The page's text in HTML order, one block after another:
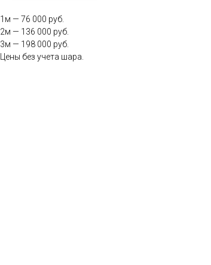
1м — 76 000 руб.
2м — 136 000 руб.
3м — 198 000 руб.
Цены без учета шара.